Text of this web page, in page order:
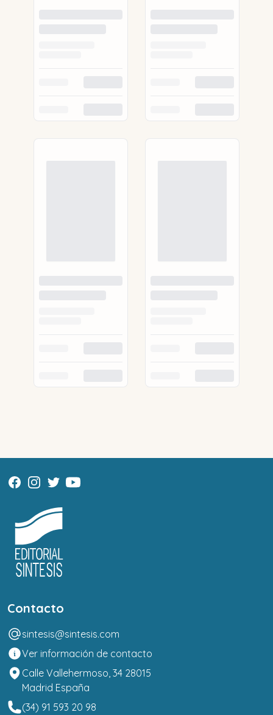
Contacto
sintesis@sintesis.com
Ver información de contacto
Calle Vallehermoso, 34 28015
Madrid España
(34) 91 593 20 98